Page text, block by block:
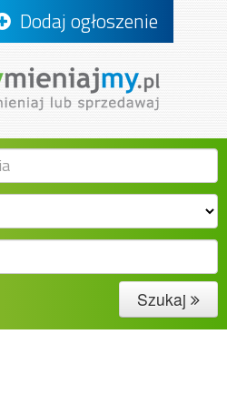
Dodaj ogłoszenie
Szukaj